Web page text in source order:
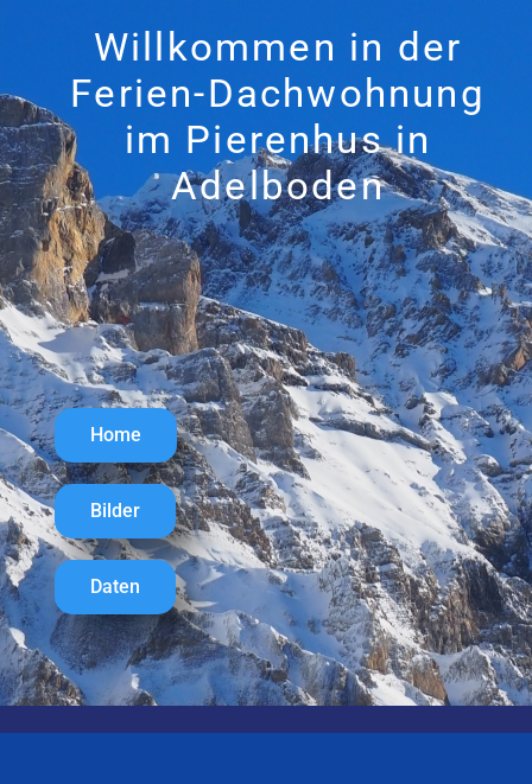
Willkommen in der
Ferien-Dachwohnung
im Pierenhus in
Adelboden
Home
Bilder
Daten